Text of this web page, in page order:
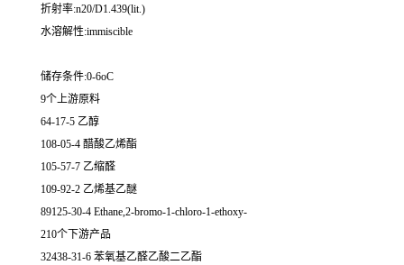
折射率:n20/D1.439(lit.)
水溶解性:immiscible
储存条件:0-6oC
9个上游原料
64-17-5 乙醇
108-05-4 醋酸乙烯酯
105-57-7 乙缩醛
109-92-2 乙烯基乙醚
89125-30-4 Ethane,2-bromo-1-chloro-1-ethoxy-
210个下游产品
32438-31-6 苯氧基乙醛乙酸二乙酯